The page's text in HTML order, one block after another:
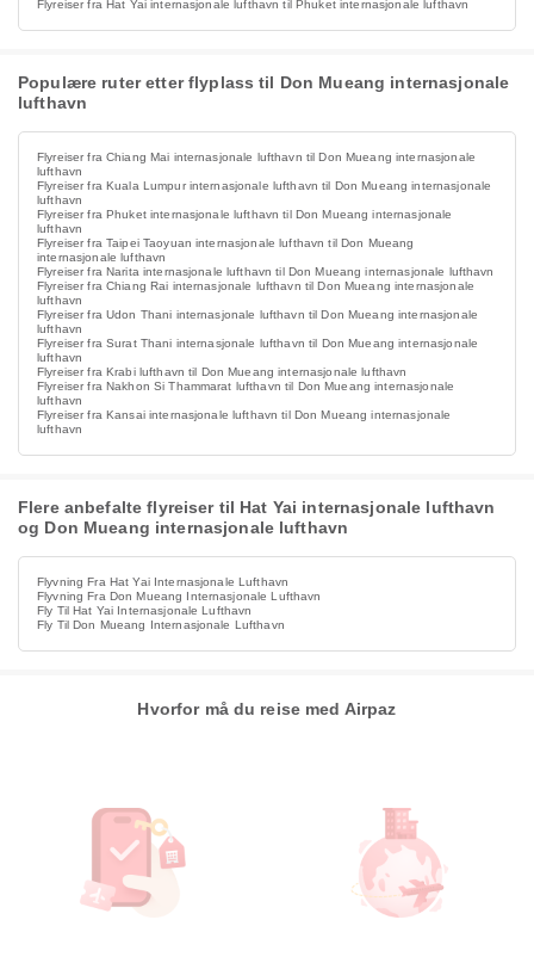
Flyreiser fra Hat Yai internasjonale lufthavn til Phuket internasjonale lufthavn
Populære ruter etter flyplass til Don Mueang internasjonale
lufthavn
Flyreiser fra Chiang Mai internasjonale lufthavn til Don Mueang internasjonale
lufthavn
Flyreiser fra Kuala Lumpur internasjonale lufthavn til Don Mueang internasjonale
lufthavn
Flyreiser fra Phuket internasjonale lufthavn til Don Mueang internasjonale
lufthavn
Flyreiser fra Taipei Taoyuan internasjonale lufthavn til Don Mueang
internasjonale lufthavn
Flyreiser fra Narita internasjonale lufthavn til Don Mueang internasjonale lufthavn
Flyreiser fra Chiang Rai internasjonale lufthavn til Don Mueang internasjonale
lufthavn
Flyreiser fra Udon Thani internasjonale lufthavn til Don Mueang internasjonale
lufthavn
Flyreiser fra Surat Thani internasjonale lufthavn til Don Mueang internasjonale
lufthavn
Flyreiser fra Krabi lufthavn til Don Mueang internasjonale lufthavn
Flyreiser fra Nakhon Si Thammarat lufthavn til Don Mueang internasjonale
lufthavn
Flyreiser fra Kansai internasjonale lufthavn til Don Mueang internasjonale
lufthavn
Flere anbefalte flyreiser til Hat Yai internasjonale lufthavn
og Don Mueang internasjonale lufthavn
Flyvning Fra Hat Yai Internasjonale Lufthavn
Flyvning Fra Don Mueang Internasjonale Lufthavn
Fly Til Hat Yai Internasjonale Lufthavn
Fly Til Don Mueang Internasjonale Lufthavn
Hvorfor må du reise med Airpaz